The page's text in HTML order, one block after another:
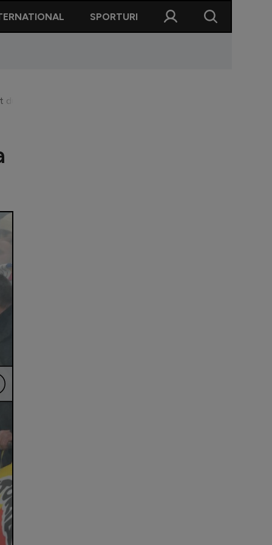
SPORTURI
ce s-au retras de pe teren la meciul cu România: ”Așa